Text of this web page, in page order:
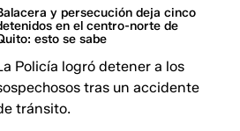
y persecución deja cinco
en el centro-norte de
esto se sabe
Policía logró detener a los
tras un accidente
tránsito.